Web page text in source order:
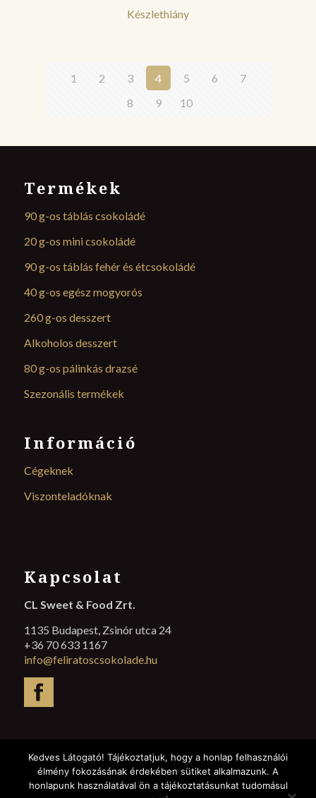
Készlethiány
1 2 3 4 5 6
7
8
9 10
Termékek
90 g-os táblás csokoládé
20 g-os mini csokoládé
90 g-os táblás fehér és étcsokoládé
40 g-os egész mogyorós
260 g-os desszert
Alkoholos desszert
80 g-os pálinkás drazsé
Szezonális termékek
Információ
Cégeknek
Viszonteladóknak
Kapcsolat
CL Sweet & Food Zrt.
1135 Budapest, Zsinór utca 24
+36 70 633 1167
info@feliratoscsokolade.hu
@ 2017 Felíratoscsokoládé. Minden jog fenntartva.
Kedves Látogató! Tájékoztatjuk, hogy a honlap felhasználói
élmény fokozásának érdekében sütiket alkalmazunk. A
honlapunk használatával ön a tájékoztatásunkat tudomásul